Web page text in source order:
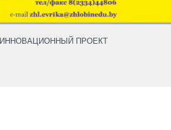
ИННОВАЦИОННЫЙ ПРОЕКТ